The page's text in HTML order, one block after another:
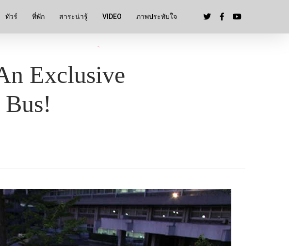
ทัวร์ ที่พัก สาระน่ารู้ VIDEO ภาพประทับใจ
Exclusive